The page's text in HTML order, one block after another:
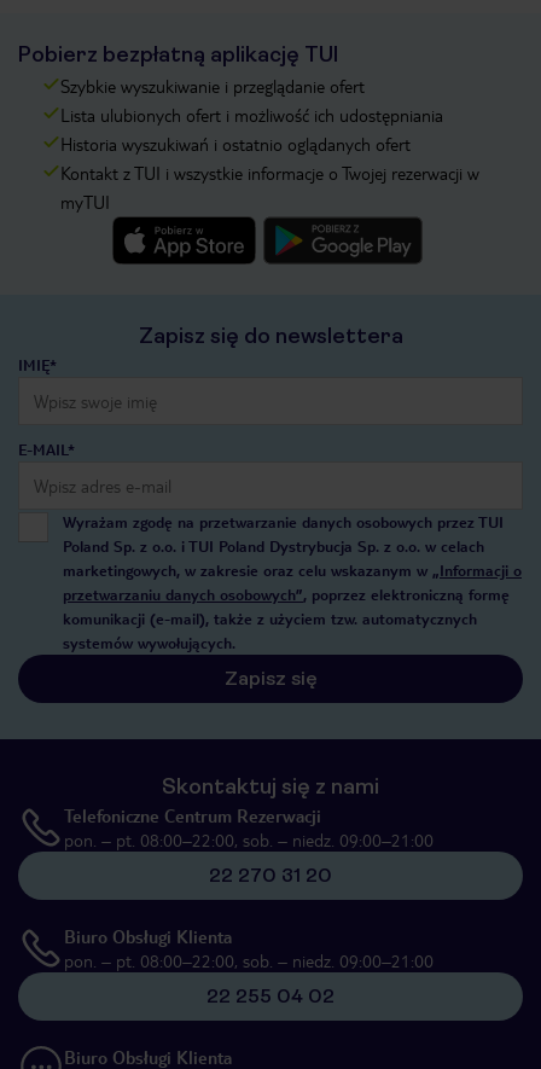
Pobierz bezpłatną aplikację TUI
Szybkie wyszukiwanie i przeglądanie ofert
Lista ulubionych ofert i możliwość ich udostępniania
Historia wyszukiwań i ostatnio oglądanych ofert
Kontakt z TUI i wszystkie informacje o Twojej rezerwacji w
myTUI
Zapisz się do newslettera
IMIĘ*
E-MAIL*
Wyrażam zgodę na przetwarzanie danych osobowych przez TUI
Poland Sp. z o.o. i TUI Poland Dystrybucja Sp. z o.o. w celach
marketingowych, w zakresie oraz celu wskazanym w „Informacji o
przetwarzaniu danych osobowych”, poprzez elektroniczną formę
komunikacji (e-mail), także z użyciem tzw. automatycznych
systemów wywołujących.
Zapisz się
Skontaktuj się z nami
Telefoniczne Centrum Rezerwacji
pon. – pt. 08:00–22:00, sob. – niedz. 09:00–21:00
22 270 31 20
Biuro Obsługi Klienta
pon. – pt. 08:00–22:00, sob. – niedz. 09:00–21:00
22 255 04 02
Biuro Obsługi Klienta